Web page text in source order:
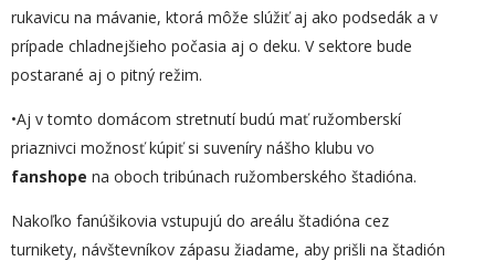
rukavicu na mávanie, ktorá môže slúžiť aj ako podsedák a v
prípade chladnejšieho počasia aj o deku. V sektore bude
postarané aj o pitný režim.
•Aj v tomto domácom stretnutí budú mať ružomberskí
priaznivci možnosť kúpiť si suveníry nášho klubu vo
fanshope na oboch tribúnach ružomberského štadióna.
Nakoľko fanúšikovia vstupujú do areálu štadióna cez
turnikety, návštevníkov zápasu žiadame, aby prišli na štadión